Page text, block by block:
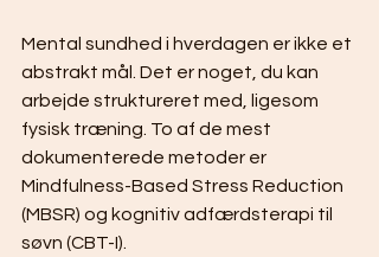
Mental sundhed i hverdagen er ikke et
abstrakt mål. Det er noget, du kan
arbejde struktureret med, ligesom
fysisk træning. To af de mest
dokumenterede metoder er
Mindfulness-Based Stress Reduction
(MBSR) og kognitiv adfærdsterapi til
søvn (CBT-I).